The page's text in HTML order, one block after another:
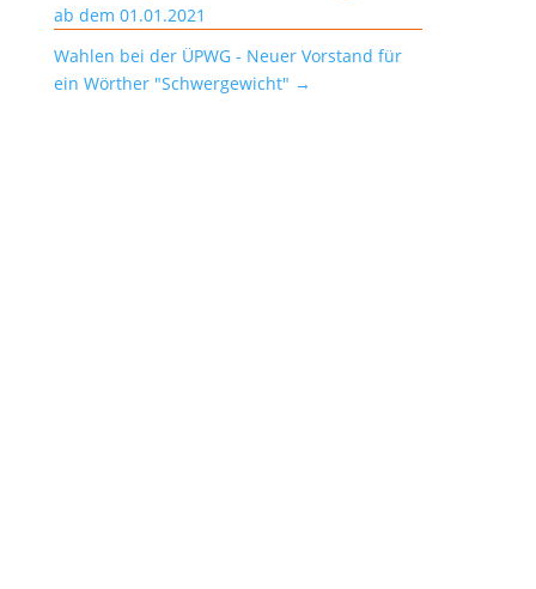
ab dem 01.01.2021
Wahlen bei der ÜPWG - Neuer Vorstand für
ein Wörther "Schwergewicht" →